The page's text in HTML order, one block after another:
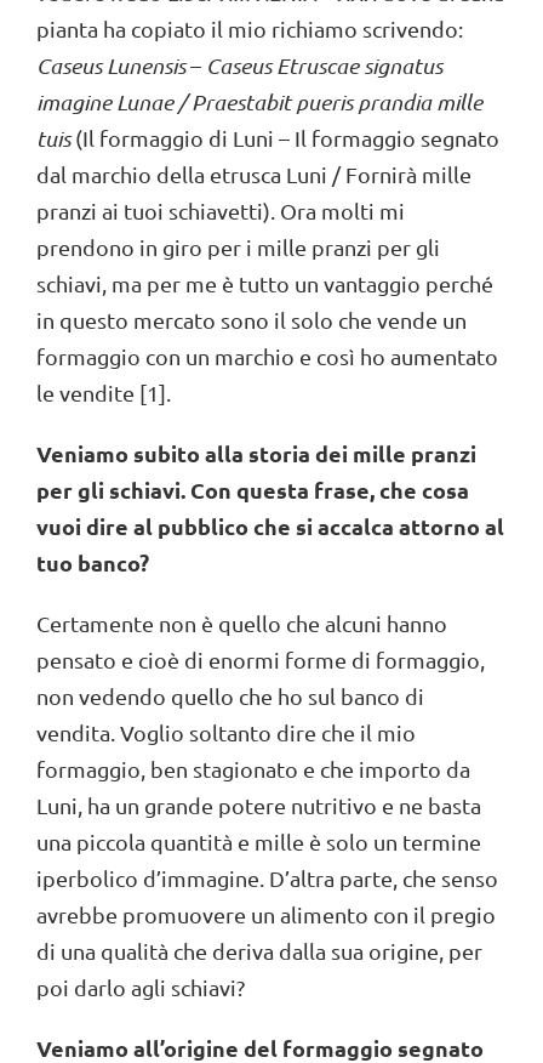
pianta ha copiato il mio richiamo scrivendo:
Caseus Lunensis– Caseus Etruscae signatus
imagine Lunae / Praestabit pueris prandia mille
tuis(Il formaggio di Luni – Il formaggio segnato
dal marchio della etrusca Luni / Fornirà mille
pranzi ai tuoi schiavetti). Ora molti mi
prendono in giro per i mille pranzi per gli
schiavi, ma per me è tutto un vantaggio perché
in questo mercato sono il solo che vende un
formaggio con un marchio e così ho aumentato
le vendite [1].
Veniamo subito alla storia dei mille pranzi
per gli schiavi. Con questa frase, che cosa
vuoi dire al pubblico che si accalca attorno al
tuo banco?
Certamente non è quello che alcuni hanno
pensato e cioè di enormi forme di formaggio,
non vedendo quello che ho sul banco di
vendita. Voglio soltanto dire che il mio
formaggio, ben stagionato e che importo da
Luni, ha un grande potere nutritivo e ne basta
una piccola quantità e mille è solo un termine
iperbolico d’immagine. D’altra parte, che senso
avrebbe promuovere un alimento con il pregio
di una qualità che deriva dalla sua origine, per
poi darlo agli schiavi?
Veniamo all’origine del formaggio segnato